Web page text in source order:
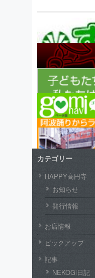
カテゴリー
HAPPY高円寺
お知らせ
発行情報
お店情報
ピックアップ
記事
NEKOGi日記